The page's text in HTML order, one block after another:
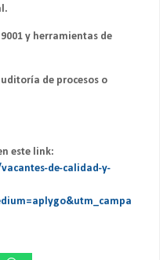
y herramientas de
de procesos o
este link:
de-calidad-y-